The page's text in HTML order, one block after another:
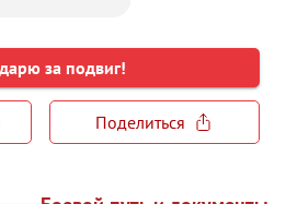
за подвиг!
Поделиться